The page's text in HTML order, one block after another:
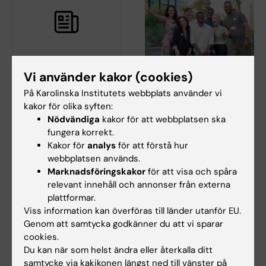
29 jun 2026
Planeringsbidrag i
samarbete med UCL
(2026)
KI utlyser ett begränsat antal
konkurrensutsatta
planeringsbidrag (upp…
23 jun 2026
KI-Africa Student
Network anordnade
sitt första
evenemang
tillsammans med
for Sustainable
Health
of Excellence for Sustainable
Health (CESH)…
Vi använder kakor (cookies)
På Karolinska Institutets webbplats använder vi
kakor för olika syften:
Nödvändiga kakor för att webbplatsen ska
fungera korrekt.
Kakor för analys för att förstå hur
webbplatsen används.
Marknadsföringskakor för att visa och spåra
relevant innehåll och annonser från externa
plattformar.
Viss information kan överföras till länder utanför EU.
Genom att samtycka godkänner du att vi sparar
cookies.
Du kan när som helst ändra eller återkalla ditt
samtycke via kakikonen längst ned till vänster på